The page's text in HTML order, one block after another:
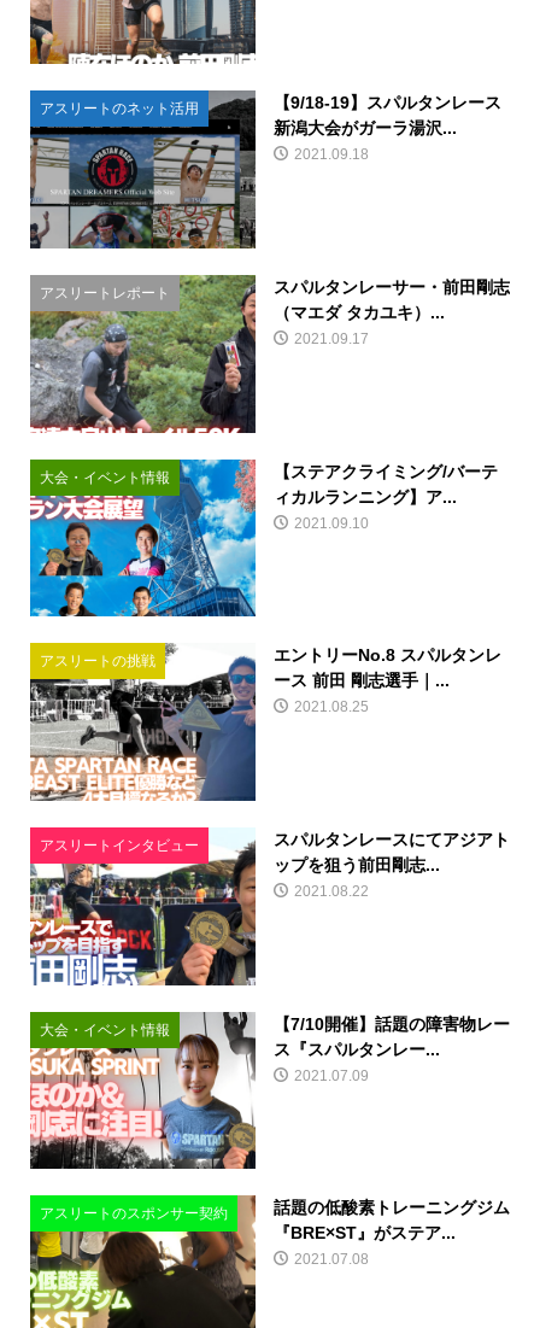
アスリートのネット活用
【9/18-19】スパルタンレース
新潟大会がガーラ湯沢...
2021.09.18
アスリートレポート
スパルタンレーサー・前田剛志
（マエダ タカユキ）...
2021.09.17
大会・イベント情報
【ステアクライミング/バーテ
ィカルランニング】ア...
2021.09.10
アスリートの挑戦
エントリーNo.8 スパルタンレ
ース 前田 剛志選手｜...
2021.08.25
アスリートインタビュー
スパルタンレースにてアジアト
ップを狙う前田剛志...
2021.08.22
大会・イベント情報
【7/10開催】話題の障害物レー
ス『スパルタンレー...
2021.07.09
アスリートのスポンサー契約
話題の低酸素トレーニングジム
『BRE×ST』がステア...
2021.07.08